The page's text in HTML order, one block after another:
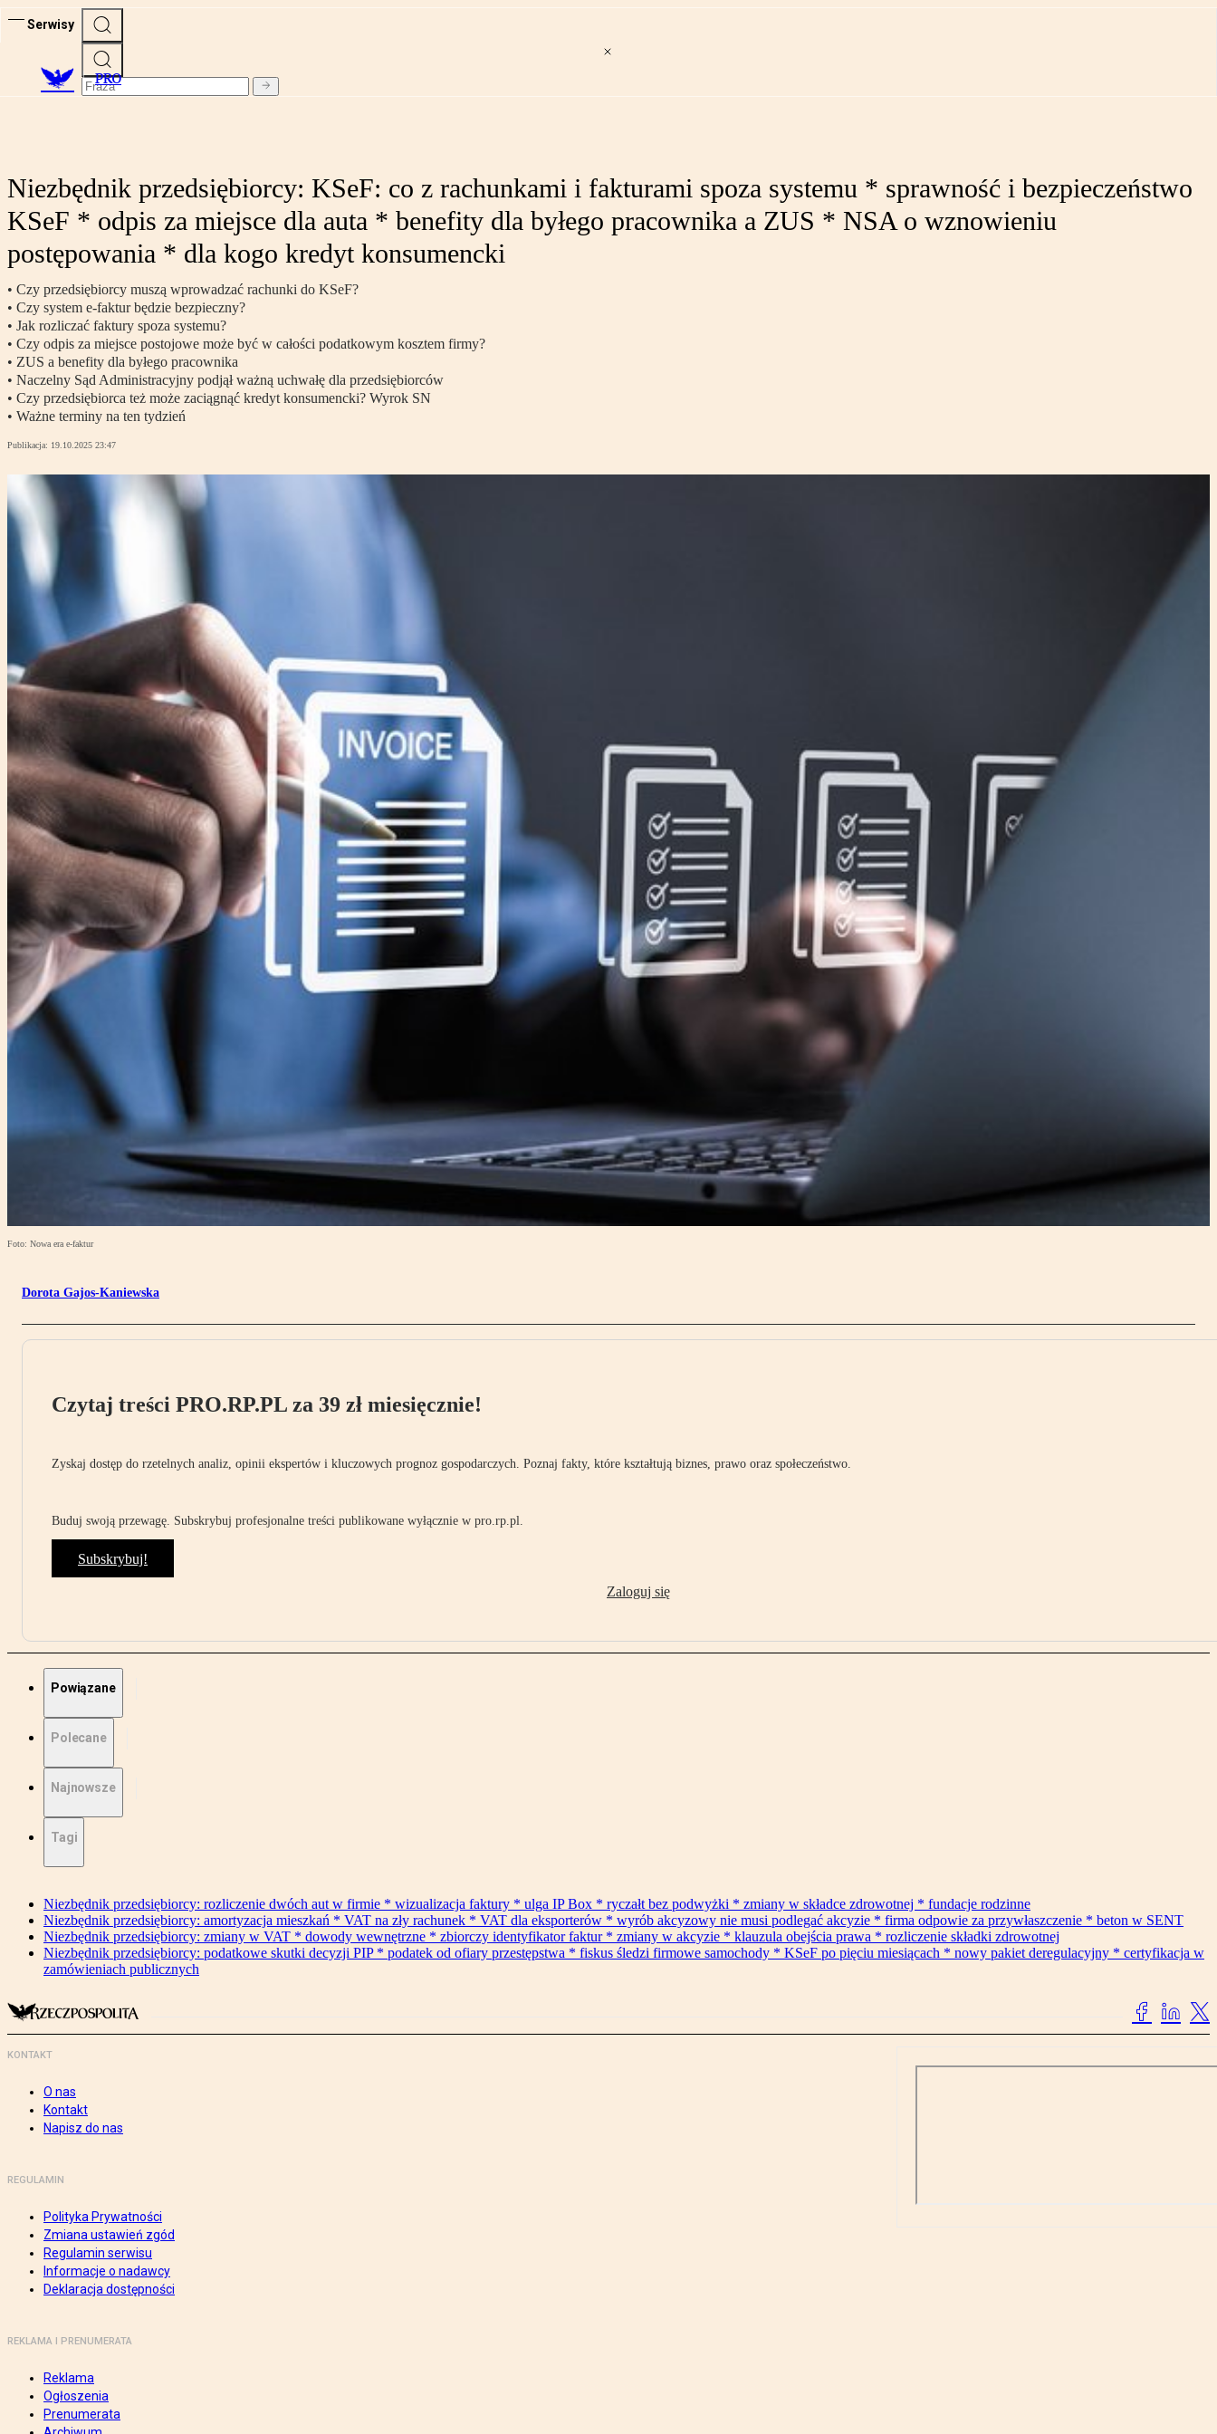
Serwisy
PRO
Niezbędnik przedsiębiorcy: KSeF: co z rachunkami i fakturami spoza systemu * sprawność i bezpieczeństwo
KSeF * odpis za miejsce dla auta * benefity dla byłego pracownika a ZUS * NSA o wznowieniu
postępowania * dla kogo kredyt konsumencki
• Czy przedsiębiorcy muszą wprowadzać rachunki do KSeF?
• Czy system e-faktur będzie bezpieczny?
• Jak rozliczać faktury spoza systemu?
• Czy odpis za miejsce postojowe może być w całości podatkowym kosztem firmy?
• ZUS a benefity dla byłego pracownika
• Naczelny Sąd Administracyjny podjął ważną uchwałę dla przedsiębiorców
• Czy przedsiębiorca też może zaciągnąć kredyt konsumencki? Wyrok SN
• Ważne terminy na ten tydzień
Publikacja: 19.10.2025 23:47
Foto: Nowa era e-faktur
Dorota Gajos-Kaniewska
Czytaj treści PRO.RP.PL za 39 zł miesięcznie!
Zyskaj dostęp do rzetelnych analiz, opinii ekspertów i kluczowych prognoz gospodarczych. Poznaj fakty, które kształtują biznes, prawo oraz społeczeństwo.
Buduj swoją przewagę. Subskrybuj profesjonalne treści publikowane wyłącznie w pro.rp.pl.
Subskrybuj!
Zaloguj się
Powiązane
Polecane
Najnowsze
Tagi
Niezbędnik przedsiębiorcy: rozliczenie dwóch aut w firmie * wizualizacja faktury * ulga IP Box * ryczałt bez podwyżki * zmiany w składce zdrowotnej * fundacje rodzinne
Niezbędnik przedsiębiorcy: amortyzacja mieszkań * VAT na zły rachunek * VAT dla eksporterów * wyrób akcyzowy nie musi podlegać akcyzie * firma odpowie za przywłaszczenie * beton w SENT
Niezbędnik przedsiębiorcy: zmiany w VAT * dowody wewnętrzne * zbiorczy identyfikator faktur * zmiany w akcyzie * klauzula obejścia prawa * rozliczenie składki zdrowotnej
Niezbędnik przedsiębiorcy: podatkowe skutki decyzji PIP * podatek od ofiary przestępstwa * fiskus śledzi firmowe samochody * KSeF po pięciu miesiącach * nowy pakiet deregulacyjny * certyfikacja w
zamówieniach publicznych
KONTAKT
O nas
Kontakt
Napisz do nas
REGULAMIN
Polityka Prywatności
Zmiana ustawień zgód
Regulamin serwisu
Informacje o nadawcy
Deklaracja dostępności
REKLAMA I PRENUMERATA
Reklama
Ogłoszenia
Prenumerata